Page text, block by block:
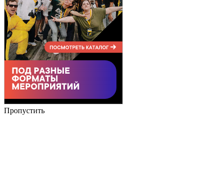
Пропустить